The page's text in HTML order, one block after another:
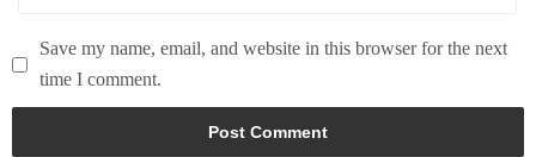
Save my name, email, and website in this browser for the next
time I comment.